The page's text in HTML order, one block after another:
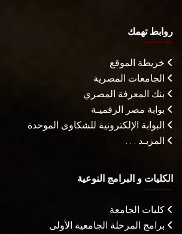
روابط تهمك
خريطة الموقع
الجامعات المصرية
بنك المعرفة المصري
بوابة مصر الرقميـة
البوابة الإلكترونية للشكاوى الموحدة
المزيـد . . .
الكليات و البرامج النوعية
كليات الجامعة
برامج المرحلة الجامعية الأولى